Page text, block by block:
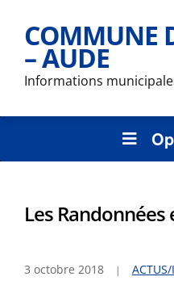
COMMUNE
– AUDE
Informations
Les
3 octobre 2018